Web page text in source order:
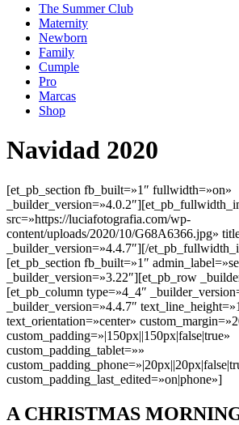
The Summer Club
Maternity
Newborn
Family
Cumple
Pro
Marcas
Shop
Navidad 2020
[et_pb_section fb_built=»1″ fullwidth=»on»
src=»https://luciafotografia.com/wp-
content/uploads/2020/10/G68A6366.jpg»
_builder_version=»4.4.7″][/
[et_pb_section fb_built=»1″
_builder_version=»3.22″][et_pb_row
[et_pb_column type=»4_4″
_builder_version=»4.4.7″
text_orientation=»center»
custom_padding=»|150px||150px|false|true»
custom_padding_tablet=»»
custom_padding_last_edited=»on|phone»]
A CHRISTMAS